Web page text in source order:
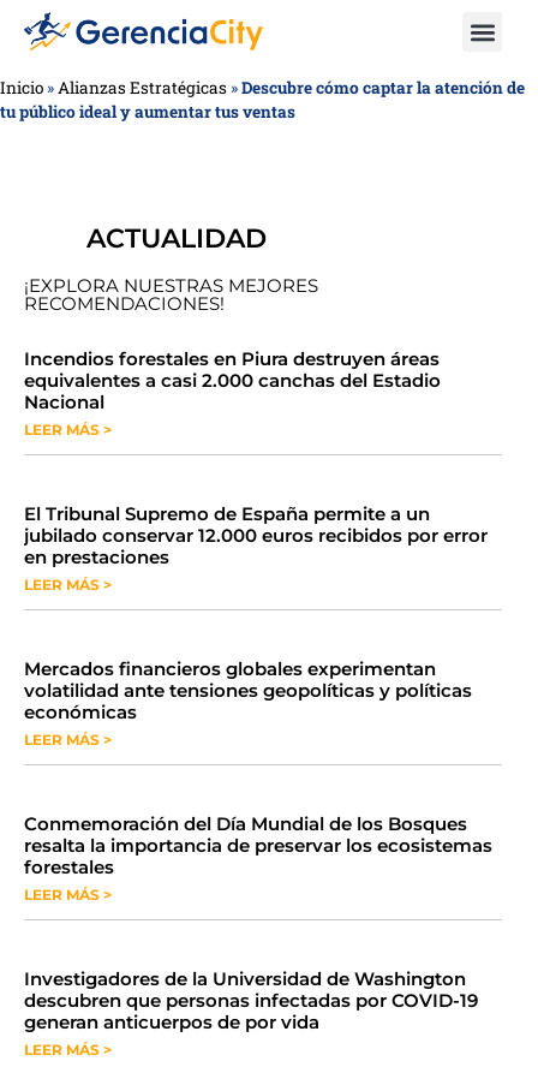
Inicio »Alianzas Estratégicas »Descubre cómo captar la atención de
tu público ideal y aumentar tus ventas
ACTUALIDAD
¡EXPLORA NUESTRAS MEJORES
RECOMENDACIONES!
​​​​Incendios forestales en Piura destruyen áreas
equivalentes a casi 2.000 canchas del Estadio
Nacional
LEER MÁS >
​El Tribunal Supremo de España permite a un
jubilado conservar 12.000 euros recibidos por error
en prestaciones
LEER MÁS >
Mercados financieros globales experimentan
volatilidad ante tensiones geopolíticas y políticas
económicas
LEER MÁS >
Conmemoración del Día Mundial de los Bosques
resalta la importancia de preservar los ecosistemas
forestales
LEER MÁS >
Investigadores de la Universidad de Washington
descubren que personas infectadas por COVID-19
generan anticuerpos de por vida
LEER MÁS >